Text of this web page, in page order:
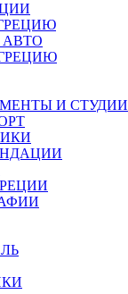
АВТО
И СТУДИИ